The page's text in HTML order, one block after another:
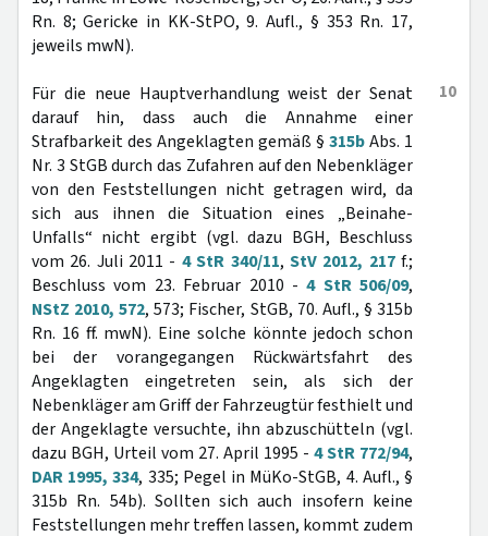
Rn. 8; Gericke in KK-StPO, 9. Aufl., § 353 Rn. 17,
jeweils mwN).
10
Für die neue Hauptverhandlung weist der Senat
darauf hin, dass auch die Annahme einer
Strafbarkeit des Angeklagten gemäß § 315bAbs. 1
Nr. 3 StGB durch das Zufahren auf den Nebenkläger
von den Feststellungen nicht getragen wird, da
sich aus ihnen die Situation eines „Beinahe-
Unfalls“ nicht ergibt (vgl. dazu BGH, Beschluss
vom 26. Juli 2011 - 4 StR 340/11, StV 2012, 217f.;
Beschluss vom 23. Februar 2010 -4 StR 506/09,
NStZ 2010, 572, 573; Fischer, StGB, 70. Aufl., § 315b
Rn. 16 ff. mwN). Eine solche könnte jedoch schon
bei der vorangegangen Rückwärtsfahrt des
Angeklagten eingetreten sein, als sich der
Nebenkläger am Griff der Fahrzeugtür festhielt und
der Angeklagte versuchte, ihn abzuschütteln (vgl.
dazu BGH, Urteil vom 27. April 1995 - 4 StR 772/94,
DAR 1995, 334, 335; Pegel in MüKo-StGB, 4. Aufl., §
315b Rn. 54b). Sollten sich auch insofern keine
Feststellungen mehr treffen lassen, kommt zudem